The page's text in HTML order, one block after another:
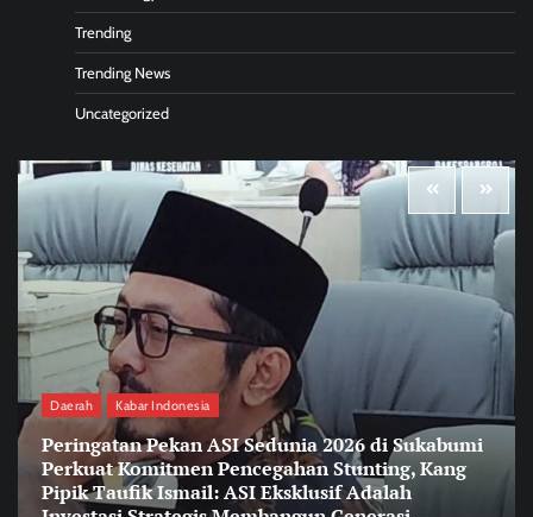
Trending
Trending News
Uncategorized
Daerah Kabar Indonesia
Peringatan Pekan ASI Sedunia 2026 di Sukabumi
Perkuat Komitmen Pencegahan Stunting, Kang
Pipik Taufik Ismail: ASI Eksklusif Adalah